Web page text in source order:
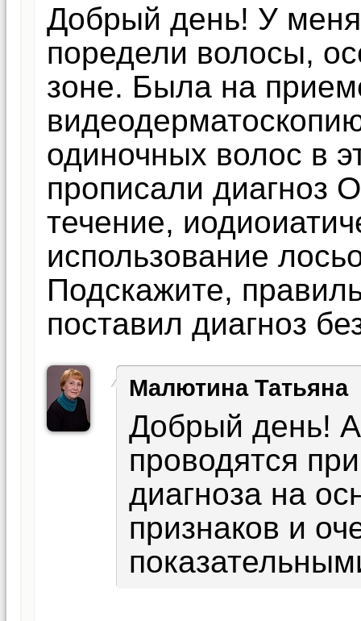
Добрый день! У
поредели волосы,
зоне. Была на
одиночных волос в
прописали диагноз
течение,
использование
Подскажите,
поставил диагноз
Малютина Татьяна
Добрый день!
проводятся
диагноза на
признаков и